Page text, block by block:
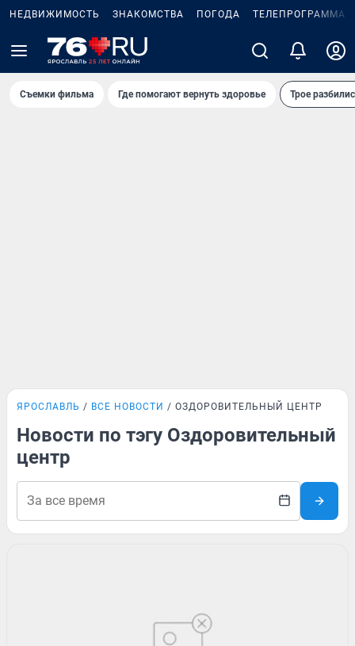
НЕДВИЖИМОСТЬ ЗНАКОМСТВА ПОГОДА ТЕЛЕПРОГРАММА
Съемки фильма Где помогают вернуть здоровье Трое
ЯРОСЛАВЛЬ ВСЕ НОВОСТИ ОЗДОРОВИТЕЛЬНЫЙ ЦЕНТР
Новости по тэгу Оздоровительный
центр